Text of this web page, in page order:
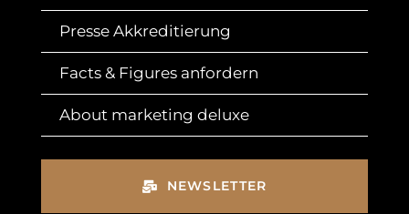
Presse Akkreditierung
Facts & Figures anfordern
About marketing deluxe
NEWSLETTER